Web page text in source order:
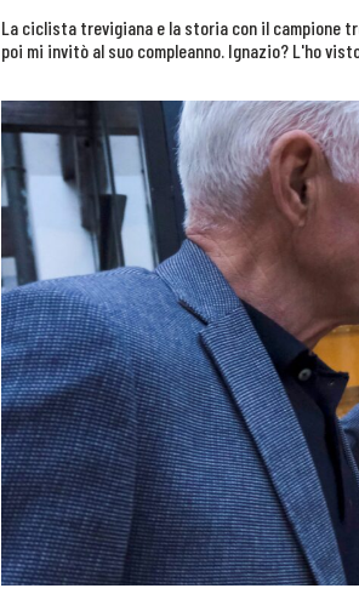
La ciclista trevigiana e la storia con il campione
poi mi invitò al suo compleanno. Ignazio? L'ho